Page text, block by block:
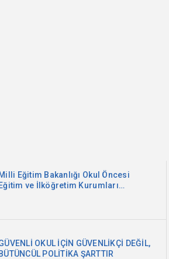
Milli Eğitim Bakanlığı Okul Öncesi
Eğitim ve İlköğretim Kurumları
OKUL İÇİN GÜVENLİKÇİ DEĞİL,
BÜTÜNCÜL POLİTİKA ŞARTTIR